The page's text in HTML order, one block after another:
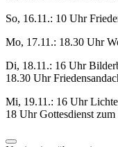
So, 16.11.: 10 Uhr
Mo, 17.11.: 18.30 Uhr
Di, 18.11.: 16 Uhr
18.30 Uhr
Mi, 19.11.: 16 Uhr
18 Uhr Gottesdienst